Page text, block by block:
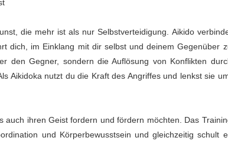
die mehr ist als nur Selbstverteidigung. Aikido
dich, im Einklang mit dir selbst und deinem Gegenüber
den Gegner, sondern die Auflösung von Konflikten
Aikidoka nutzt du die Kraft des Angriffes und lenkst sie
auch ihren Geist fordern und fördern möchten. Das
und Körperbewusstsein und gleichzeitig schult